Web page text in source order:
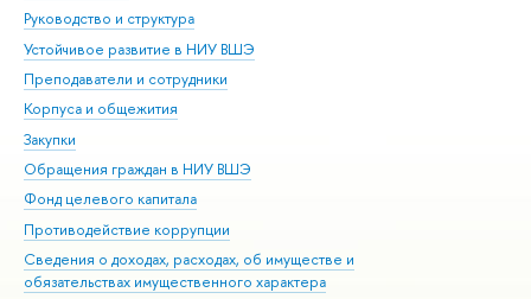
Руководство и структура
Устойчивое развитие в НИУ ВШЭ
Преподаватели и сотрудники
Корпуса и общежития
Закупки
Обращения граждан в НИУ ВШЭ
Фонд целевого капитала
Противодействие коррупции
Сведения о доходах, расходах, об имуществе и
обязательствах имущественного характера